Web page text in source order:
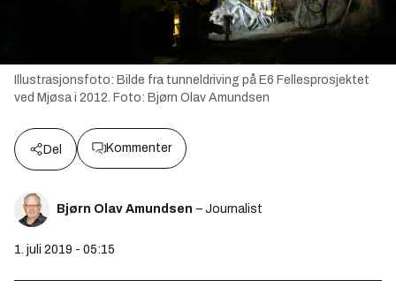
Illustrasjonsfoto: Bilde fra tunneldriving på E6 Fellesprosjektet
ved Mjøsa i 2012. Foto: Bjørn Olav Amundsen
Del Kommenter
Bjørn Olav Amundsen – Journalist
1. juli 2019 - 05:15